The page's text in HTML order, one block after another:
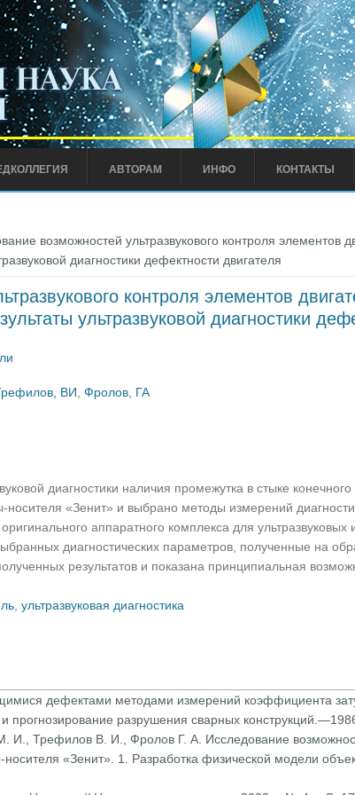
АВТОРАМ ИНФО КОНТАКТЫ
возможностей ультразвукового контроля элементов
диагностики дефектности двигателя
контроля элементов
ультразвуковой диагностики
ВИ, Фролов, ГА
диагностики наличия промежутка в стыке
носителя «Зенит» и выбрано методы измерений
аппаратного комплекса для ультразвуковых
диагностических параметров, полученные на
результатов и показана принципиальная
, ультразвуковая диагностика
дефекта­ми методами измерений коэффициента
и про­гнозирование разрушения сварных
Трефилов В. И., Фролов Г. А. Исследование
«Зенит». 1. Разработка физической модели